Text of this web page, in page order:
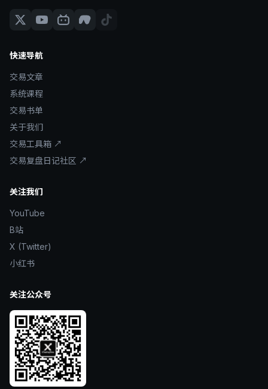
快速导航
交易文章
系统课程
交易书单
关于我们
交易工具箱 ↗
交易复盘日记社区 ↗
关注我们
YouTube
B站
X (Twitter)
小红书
关注公众号